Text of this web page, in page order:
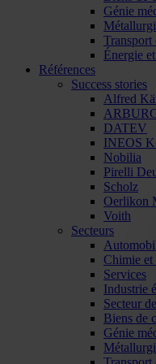
Génie
Transport
Énergie
Références
Success stories
Alfred
DATEV
INEOS
Nobilia
Pirelli
Scholz
Oerlikon
Voith
Secteurs
Chimie et
Services
Industrie
Secteur de
Biens de
Génie